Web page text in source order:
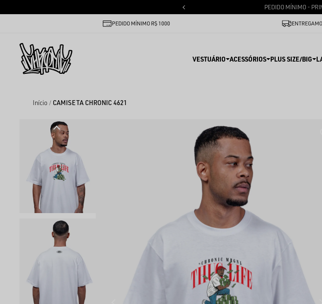
PEDIDO MÍNIMO -
PEDIDO MÍNIMO R$ 1000
VESTUÁRIO ACESSÓRIOS PLUS SIZE/BIG
Início CAMISETA CHRONIC 4621